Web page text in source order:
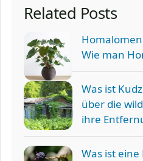
Related Posts
Wie man
Was ist
über die
ihre
Was ist